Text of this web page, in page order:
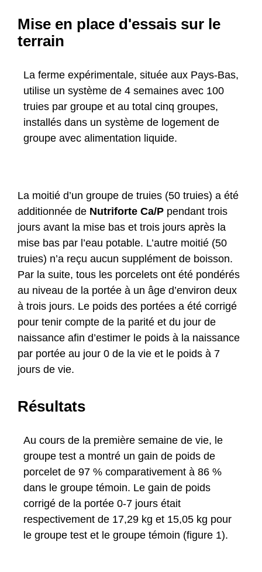
Mise en place d'essais sur le
terrain
La ferme expérimentale, située aux Pays-Bas,
utilise un système de 4 semaines avec 100
truies par groupe et au total cinq groupes,
installés dans un système de logement de
groupe avec alimentation liquide.
La moitié d’un groupe de truies (50 truies) a été
additionnée de Nutriforte Ca/P pendant trois
jours avant la mise bas et trois jours après la
mise bas par l’eau potable. L’autre moitié (50
truies) n’a reçu aucun supplément de boisson.
Par la suite, tous les porcelets ont été pondérés
au niveau de la portée à un âge d’environ deux
à trois jours. Le poids des portées a été corrigé
pour tenir compte de la parité et du jour de
naissance afin d’estimer le poids à la naissance
par portée au jour 0 de la vie et le poids à 7
jours de vie.
Résultats
Au cours de la première semaine de vie, le
groupe test a montré un gain de poids de
porcelet de 97 % comparativement à 86 %
dans le groupe témoin. Le gain de poids
corrigé de la portée 0-7 jours était
respectivement de 17,29 kg et 15,05 kg pour
le groupe test et le groupe témoin (figure 1).